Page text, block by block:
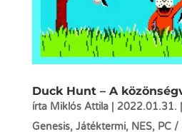
Duck Hunt – A
írta Miklós Attila| 2022.01.31.
Genesis, Játéktermi, NES, PC /